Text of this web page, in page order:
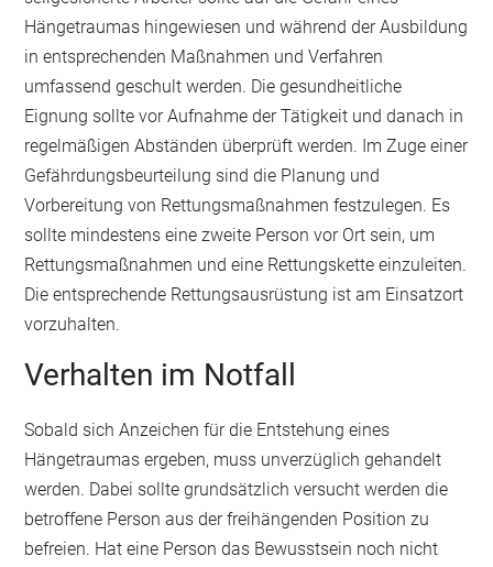
Hängetraumas hingewiesen und während der Ausbildung
in entsprechenden Maßnahmen und Verfahren
umfassend geschult werden. Die gesundheitliche
Eignung sollte vor Aufnahme der Tätigkeit und danach in
regelmäßigen Abständen überprüft werden. Im Zuge einer
Gefährdungsbeurteilung sind die Planung und
Vorbereitung von Rettungsmaßnahmen festzulegen. Es
sollte mindestens eine zweite Person vor Ort sein, um
Rettungsmaßnahmen und eine Rettungskette einzuleiten.
Die entsprechende Rettungsausrüstung ist am Einsatzort
vorzuhalten.
Verhalten im Notfall
Sobald sich Anzeichen für die Entstehung eines
Hängetraumas ergeben, muss unverzüglich gehandelt
werden. Dabei sollte grundsätzlich versucht werden die
betroffene Person aus der freihängenden Position zu
befreien. Hat eine Person das Bewusstsein noch nicht